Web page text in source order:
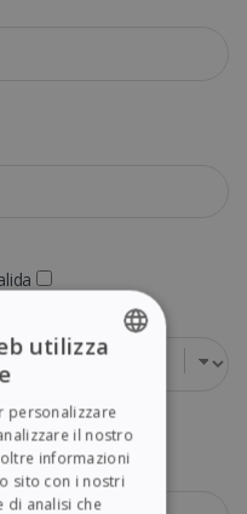
FRENCH
SPANISH
GERMAN
utilizza
personalizzare
il nostro
informazioni
sito con i nostri
di analisi che